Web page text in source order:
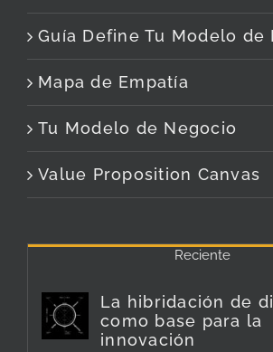
Guía Define Tu Modelo de
Mapa de Empatía
Tu Modelo de Negocio
Value Proposition Canvas
Reciente
La hibridación de
como base para la
innovación